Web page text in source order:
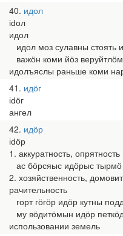
40 идол
іԁол
идол
идол моз сулавны стоять
важӧн коми йӧз
идолъяслы раньше коми
41 идӧг
іԁӧг
ангел
42 идӧр
іԁӧр
1. аккуратность, опрятность
ас бӧрсяыс идӧрыс тырмӧ
2. хозяйственность,
рачительность
горт гӧгӧр идӧр кутны
му вӧдитӧмын идӧр
использовании земель